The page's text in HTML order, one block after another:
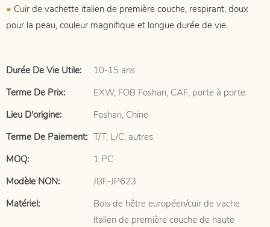
● Cuir de vachette italien de première couche, respirant, doux
pour la peau, couleur magnifique et longue durée de vie.
Durée De Vie Utile:
10-15 ans
Terme De Prix:
EXW, FOB Foshan, CAF, porte à porte
Lieu D'origine:
Foshan, Chine
Terme De Paiement: T/T, L/C, autres
MOQ:
1 PC
Modèle NON:
JBF-JP623
Matériel:
Bois de hêtre européen/cuir de vache
italien de première couche de haute